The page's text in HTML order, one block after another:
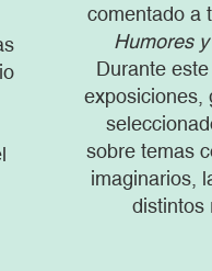
comentado a
Humores
Durante
exposiciones,
sobre temas
imaginarios,
distintos